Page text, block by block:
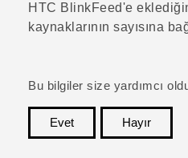
HTC BlinkFeed'e
kaynaklarının sayısına
Bu bilgiler size yardımcı
Evet
Hayır